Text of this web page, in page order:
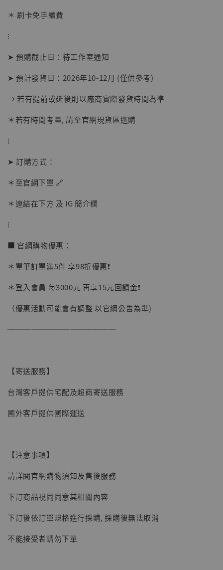
【店內現貨】海賊王 系列蒐藏雕像 布魯克達
NT$ 1,870
【現貨】BJSTUDIO 1/6系列可動蒐藏人偶 讓
NT$ 4,980
NT$ 5,300
加入購物車
＊ 刷卡免手續費
⁝
➤ 預購截止日：待工作室通知
➤ 預計發貨日：2026年10-12月 (僅供參考)
→ 若有提前或延後則以廠商實際發貨時間為準
＊若有時間考量, 請至官網現貨區選購
⁝
➤ 訂購方式：
＊至官網下單 🔗
＊連結在下方 及 IG 簡介欄
⁝
■ 官網購物優惠：
＊單筆訂單滿5件 享98折優惠❗️
＊登入會員 每3000元 再享15元回饋金❗️
（優惠活動可能會有調整 以官網公告為準)
──────────────
【寄送服務】
台灣客戶提供宅配及超商寄送服務
國外客戶提供國際運送
【注意事項】
請詳閱官網購物須知及售後服務
下訂商品視同同意其相關內容
下訂後依訂單規格進行採購, 採購後無法取消
不能接受者請勿下單